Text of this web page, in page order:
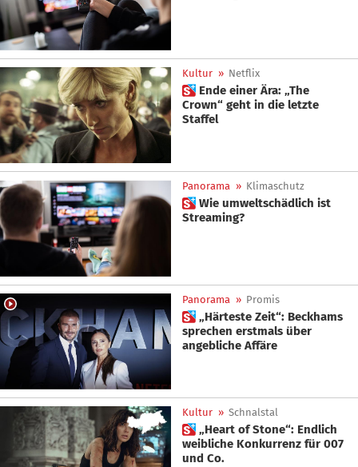
Kultur » Netflix
 Ende einer Ära: „The
Crown“ geht in die letzte
Staffel
Panorama » Klimaschutz
 Wie umweltschädlich ist
Streaming?
Panorama » Promis
 „Härteste Zeit“: Beckhams
sprechen erstmals über
angebliche Affäre
Kultur » Schnalstal
 „Heart of Stone“: Endlich
weibliche Konkurrenz für 007
und Co.